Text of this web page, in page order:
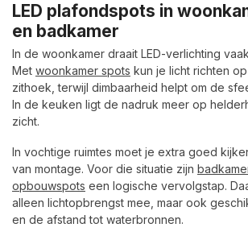
LED plafondspots in
en badkamer
In de woonkamer draait LED-verlichting
Met woonkamer spots kun je licht richten
zithoek, terwijl dimbaarheid helpt om de
In de keuken ligt de nadruk meer op
zicht.
In vochtige ruimtes moet je extra goed
van montage. Voor die situatie zijn
opbouwspots een logische vervolgstap.
alleen lichtopbrengst mee, maar ook
en de afstand tot waterbronnen.